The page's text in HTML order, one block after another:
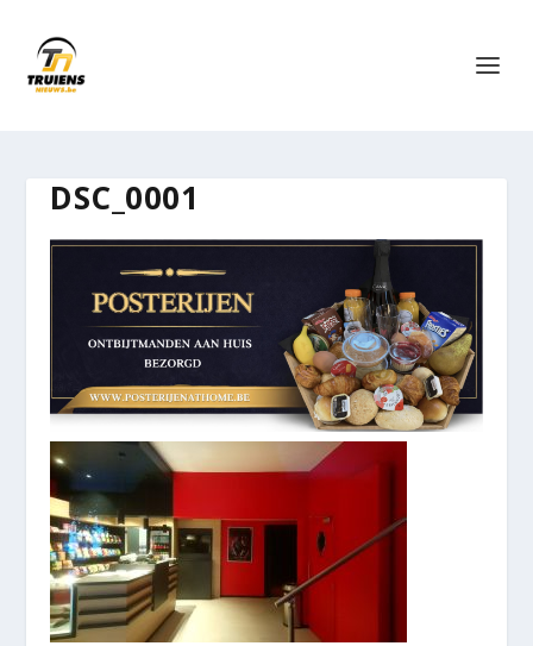
DSC_0001